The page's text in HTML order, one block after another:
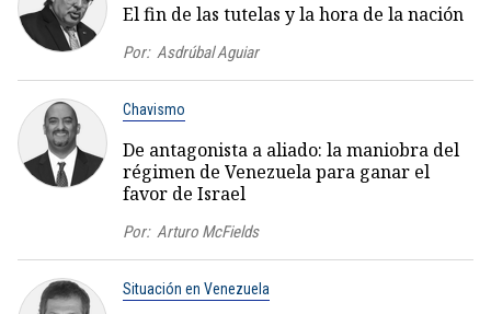
El fin de las tutelas y la hora de la nación
Por: Asdrúbal Aguiar
Chavismo
De antagonista a aliado: la maniobra del
régimen de Venezuela para ganar el
favor de Israel
Por: Arturo McFields
Situación en Venezuela